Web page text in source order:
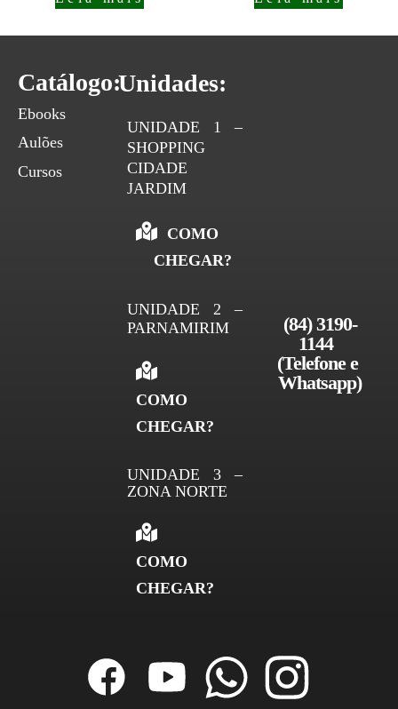
Catálogo:
Ebooks
Aulões
Cursos
Unidades:
UNIDADE 1 –
SHOPPING
CIDADE
JARDIM
COMO
CHEGAR?
UNIDADE 2 –
PARNAMIRIM
COMO
CHEGAR?
UNIDADE 3 –
ZONA NORTE
COMO
CHEGAR?
(84) 3190-
1144
(Telefone e
Whatsapp)